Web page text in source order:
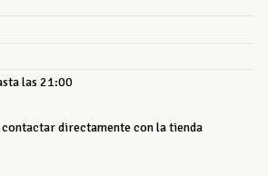
las 21:00
directamente con la tienda